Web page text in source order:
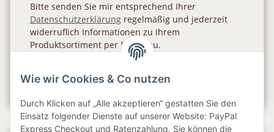
Bitte senden Sie mir entsprechend Ihrer
Datenschutzerklärung regelmäßig und jederzeit
widerruflich Informationen zu Ihrem
Produktsortiment per E-Mail zu.
Wie wir Cookies & Co nutzen
Durch Klicken auf „Alle akzeptieren“ gestatten Sie den
Einsatz folgender Dienste auf unserer Website: PayPal
Express Checkout und Ratenzahlung. Sie können die